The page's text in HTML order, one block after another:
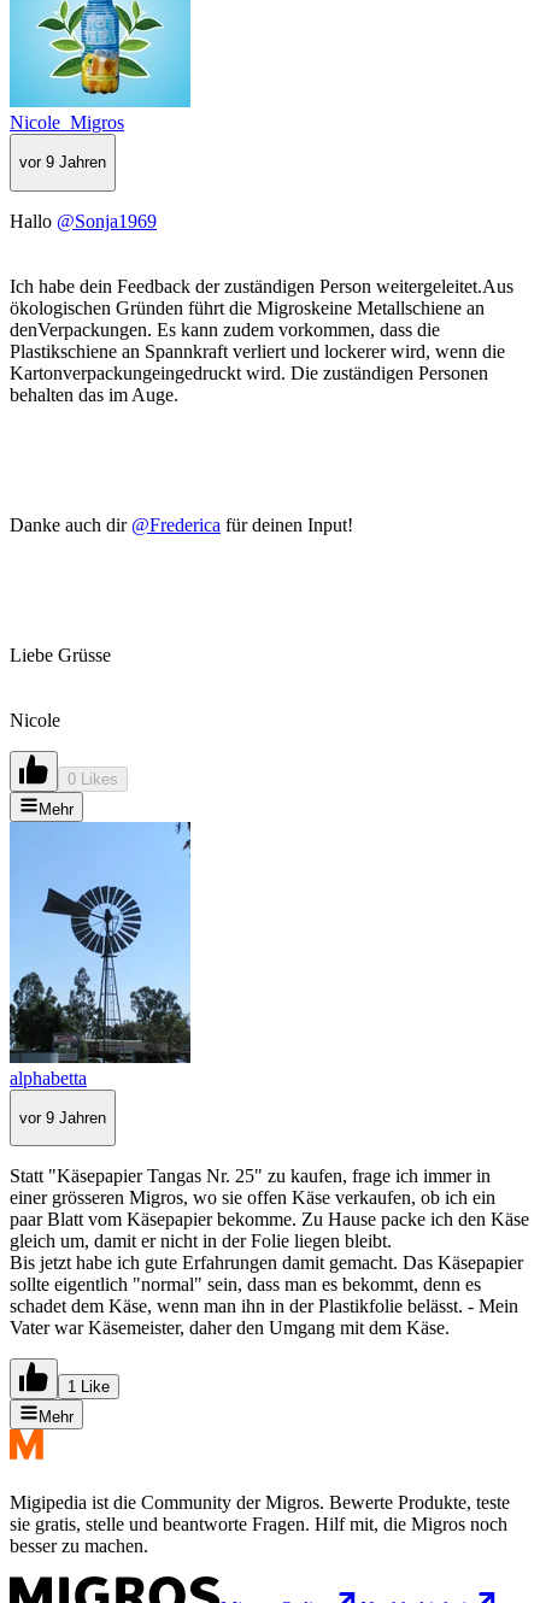
Nicole_Migros
vor 9 Jahren
Hallo @Sonja1969
Ich habe dein Feedback der zuständigen Person weitergeleitet.Aus
ökologischen Gründen führt die Migroskeine Metallschiene an
denVerpackungen. Es kann zudem vorkommen, dass die
Plastikschiene an Spannkraft verliert und lockerer wird, wenn die
Kartonverpackungeingedruckt wird. Die zuständigen Personen
behalten das im Auge.
Danke auch dir @Frederica für deinen Input!
Liebe Grüsse
Nicole
0 Likes
Mehr
alphabetta
vor 9 Jahren
Statt "Käsepapier Tangas Nr. 25" zu kaufen, frage ich immer in
einer grösseren Migros, wo sie offen Käse verkaufen, ob ich ein
paar Blatt vom Käsepapier bekomme. Zu Hause packe ich den Käse
gleich um, damit er nicht in der Folie liegen bleibt.
Bis jetzt habe ich gute Erfahrungen damit gemacht. Das Käsepapier
sollte eigentlich "normal" sein, dass man es bekommt, denn es
schadet dem Käse, wenn man ihn in der Plastikfolie belässt. - Mein
Vater war Käsemeister, daher den Umgang mit dem Käse.
1 Like
Mehr
Migipedia ist die Community der Migros. Bewerte Produkte, teste
sie gratis, stelle und beantworte Fragen. Hilf mit, die Migros noch
besser zu machen.